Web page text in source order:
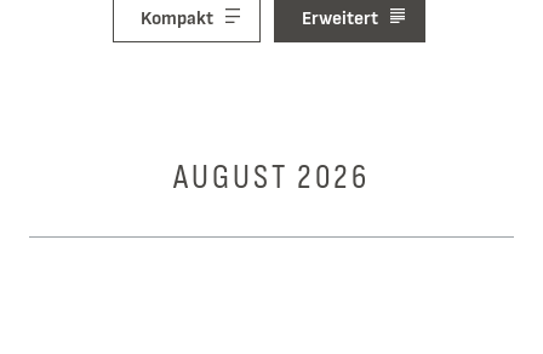
Kompakt Erweitert
AUGUST 2026